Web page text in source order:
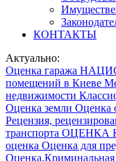
КОНТАКТЫ
Актуально:
Оценка гаража
помещений в Киеве
недвижимости
Оценка земли Оценка
Рецензия,
транспорта ОЦЕНКА
оценка Оценка для